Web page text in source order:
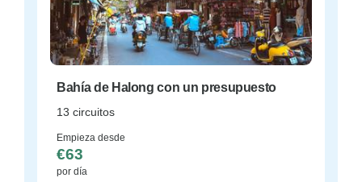
Bahía de Halong con un presupuesto
13 circuitos
Empieza desde
€63
por día